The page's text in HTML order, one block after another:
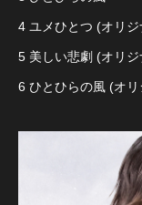
4 ユメひとつ (オリ
5 美しい悲劇 (オリ
6 ひとひらの風 (オ